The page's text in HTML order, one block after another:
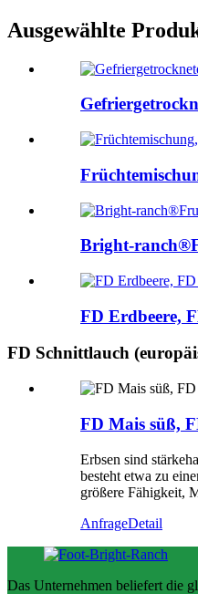
Ausgewählte
Bright-
FD Erdbeere,
FD Schnittlauch
FD Mais süß,
Erbsen sind
besteht etwa zu
größere Fähigkeit,
AnfrageDetail
Das Unternehmen beliefert die